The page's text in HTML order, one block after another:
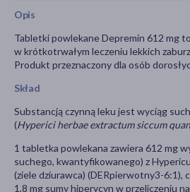
Opis
Tabletki powlekane Depremin 612 mg
w krótkotrwałym leczeniu lekkich
Produkt przeznaczony dla osób
Skład
Substancją czynną leku jest wyciąg
(Hyperici herbae extractum siccum
1 tabletka powlekana zawiera 612 mg
suchego, kwantyfikowanego) z
(ziele dziurawca) (DERpierwotny3-6:1),
1,8 mg sumy hiperycyn w przeliczeniu